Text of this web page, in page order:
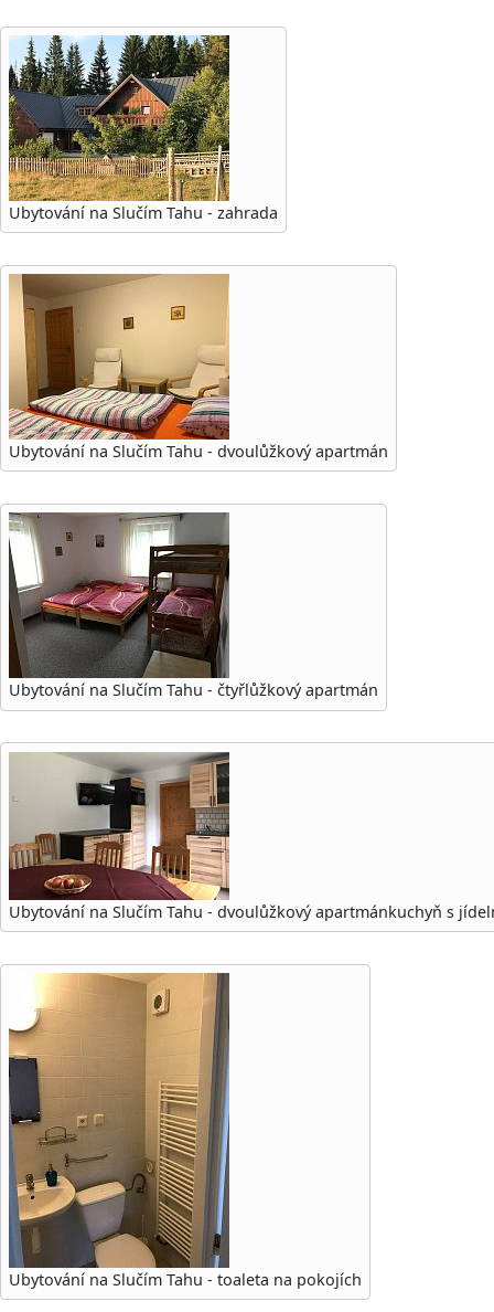
Ubytování na Slučím Tahu - zahrada
Ubytování na Slučím Tahu - dvoulůžkový apartmán
Ubytování na Slučím Tahu - čtyřlůžkový apartmán
Ubytování na Slučím Tahu - dvoulůžkový apartmánkuchyň s
Ubytování na Slučím Tahu - toaleta na pokojích